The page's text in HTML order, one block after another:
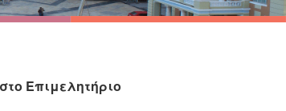
Επιμελητήριο